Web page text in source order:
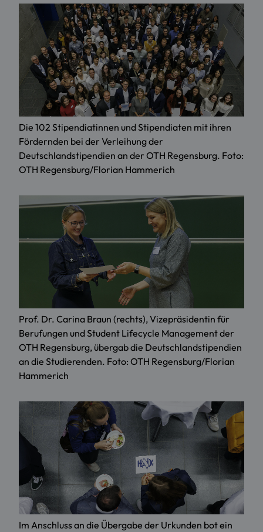
Die 102 Stipendiatinnen und Stipendiaten mit ihren
Fördernden bei der Verleihung der
Deutschlandstipendien an der OTH Regensburg. Foto:
OTH Regensburg/Florian Hammerich
Prof. Dr. Carina Braun (rechts), Vizepräsidentin für
Berufungen und Student Lifecycle Management der
OTH Regensburg, übergab die Deutschlandstipendien
an die Studierenden. Foto: OTH Regensburg/Florian
Hammerich
Im Anschluss an die Übergabe der Urkunden bot ein